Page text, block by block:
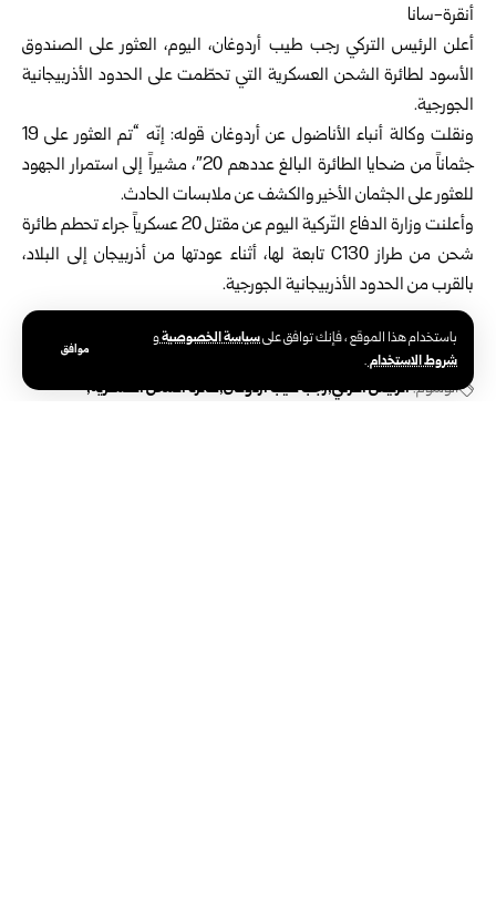
باستخدام هذا الموقع ، فإنك توافق علىسياسة الخصوصيةو
شروط الاستخدام.
موافق
أنقرة-سانا
أعلن الرئيس التركي رجب طيب أردوغان، اليوم، العثور على الصندوق
الأسود لطائرة الشحن العسكرية التي تحطّمت على الحدود الأذربيجانية
الجورجية.
ونقلت وكالة أنباء الأناضول عن أردوغان قوله: إنّه “تم العثور على 19
جثماناً من ضحايا الطائرة البالغ عددهم 20″، مشيراً إلى استمرار الجهود
للعثور على الجثمان الأخير والكشف عن ملابسات الحادث.
وأعلنت وزارة الدفاع التّركية اليوم عن مقتل 20 عسكرياً جراء تحطم طائرة
شحن من طراز C130 تابعة لها، أثناء عودتها من أذربيجان إلى البلاد،
بالقرب من الحدود الأذربيجانية الجورجية.
الوسوم:الرئيس التركي رجب طيب أردوغان طائرة الشحن العسكرية